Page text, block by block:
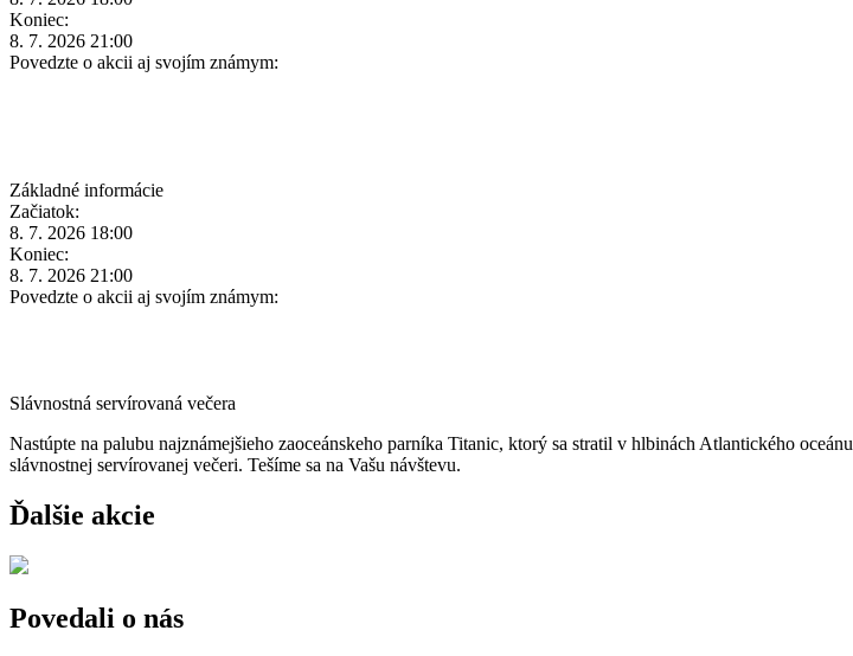
Koniec:
8. 7. 2026 21:00
Povedzte o akcii aj svojím známym:
Základné informácie
Začiatok:
8. 7. 2026 18:00
Koniec:
8. 7. 2026 21:00
Povedzte o akcii aj svojím známym:
Slávnostná servírovaná večera
Nastúpte na palubu najznámejšieho zaoceánskeho parníka Titanic, ktorý sa stratil v hlbinách Atlantického
slávnostnej servírovanej večeri. Tešíme sa na Vašu návštevu.
Ďalšie akcie
Povedali o nás